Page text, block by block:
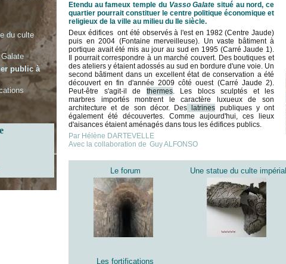
Etendu au fameux temple du Vasso Galate situé au nord, ce
quartier pourrait constituer le centre politique économique et
religieux de la ville au milieu du IIe siècle.
Deux édifices ont été observés à l'est en 1982 (Centre Jaude)
puis en 2004 (Fontaine merveilleuse). Un vaste bâtiment à
portique avait été mis au jour au sud en 1995 (Carré Jaude 1).
Il pourrait correspondre à un marché couvert. Des boutiques et
des ateliers y étaient adossés au sud en bordure d'une voie. Un
second bâtiment dans un excellent état de conservation a été
découvert en fin d'année 2009 côté ouest (Carré Jaude 2).
Peut-être s'agit-il de thermes. Les blocs sculptés et les
marbres importés montrent le caractère luxueux de son
architecture et de son décor. Des latrines publiques y ont
également été découvertes. Comme aujourd'hui, ces lieux
d'aisances étaient aménagés dans tous les édifices publics.
Par Hélène DARTEVELLE
Avec la collaboration de Guy ALFONSO
Le forum Une statue du culte impérial
Les fortifications
du culte
public à